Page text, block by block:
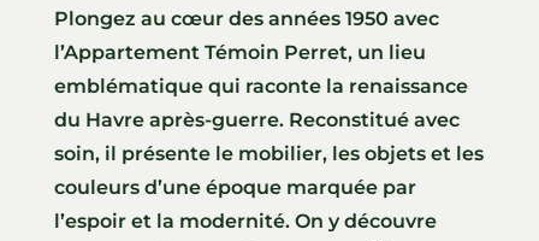
Plongez au cœur des années 1950 avec
l’Appartement Témoin Perret, un lieu
emblématique qui raconte la renaissance
du Havre après-guerre. Reconstitué avec
soin, il présente le mobilier, les objets et les
couleurs d’une époque marquée par
l’espoir et la modernité. On y découvre